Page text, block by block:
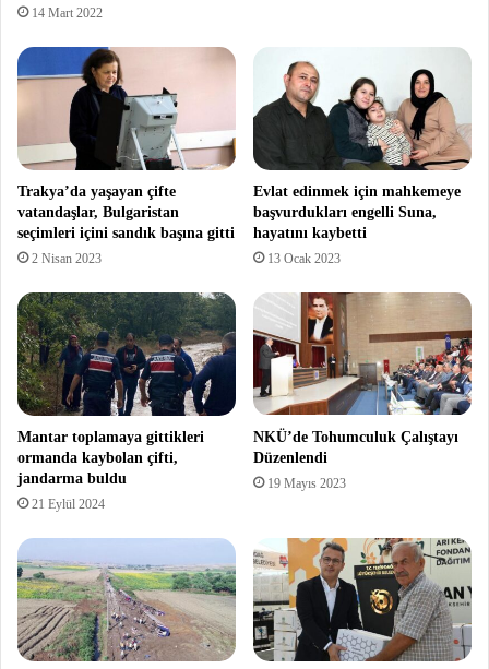
14 Mart 2022
Trakya’da yaşayan çifte
vatandaşlar, Bulgaristan
seçimleri içini sandık başına gitti
2 Nisan 2023
Evlat edinmek için mahkemeye
başvurdukları engelli Suna,
hayatını kaybetti
13 Ocak 2023
Mantar toplamaya gittikleri
ormanda kaybolan çifti,
jandarma buldu
21 Eylül 2024
NKÜ’de Tohumculuk Çalıştayı
Düzenlendi
19 Mayıs 2023